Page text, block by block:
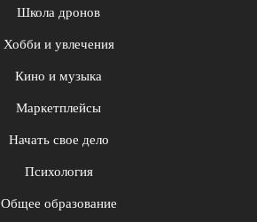
Школа дронов
Хобби и увлечения
Кино и музыка
Маркетплейсы
Начать свое дело
Психология
Общее образование